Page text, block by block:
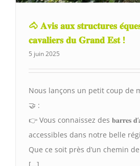
🐴 𝐀𝐯𝐢𝐬 𝐚𝐮𝐱 𝐬𝐭𝐫𝐮𝐜𝐭𝐮𝐫𝐞𝐬
𝐜𝐚𝐯𝐚𝐥𝐢𝐞𝐫𝐬 𝐝𝐮 𝐆𝐫𝐚𝐧𝐝 𝐄𝐬𝐭 !
5 juin 2025
Nous lançons un petit coup de
🤝 :
👉 Vous connaissez des 𝐛𝐚𝐫𝐫𝐞𝐬
accessibles dans notre belle
Que ce soit près d’un chemin
[…]